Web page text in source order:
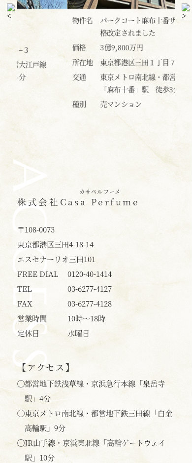
名
パークコート麻布十番ザ・タワー 価
格改定されました
3億9,800万円
東京都港区三田１丁目７−１
東京メトロ南北線・都営大江戸線
「麻布十番」駅 徒歩3分
物件名
三
価格
交通
種別
ACCESS カサペルフーメ
株式会社 Casa Perfume
〒108-0073
東京都港区三田4-18-14
エスセナーリオ三田101
FREE DIAL
0120-40-1414
TEL
03-6277-4127
FAX
03-6277-4128
営業時間
10時〜18時
定休日
水曜日
【アクセス】
◯都営地下鉄浅草線・京浜急行本線「泉岳寺
駅」4分
◯東京メトロ南北線・都営地下鉄三田線「白金
高輪駅」9分
◯JR山手線・京浜東北線「高輪ゲートウェイ
駅」10分